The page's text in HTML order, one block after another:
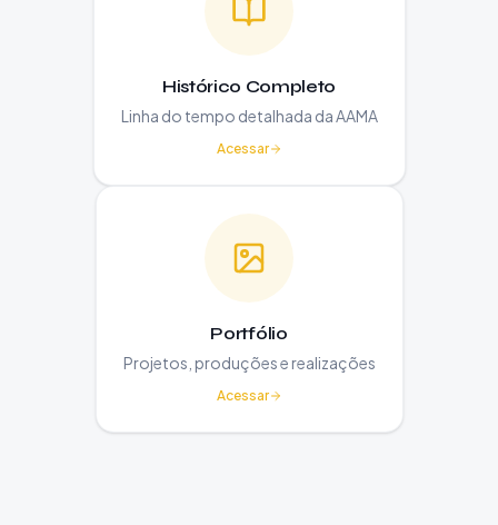
Histórico Completo
Linha do tempo detalhada da AAMA
Acessar
Portfólio
Projetos, produções e realizações
Acessar